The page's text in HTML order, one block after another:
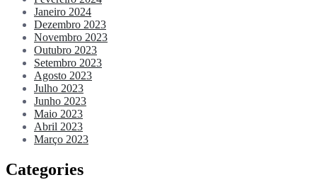
Janeiro 2024
Dezembro 2023
Novembro 2023
Outubro 2023
Setembro 2023
Agosto 2023
Julho 2023
Junho 2023
Maio 2023
Abril 2023
Março 2023
Categories